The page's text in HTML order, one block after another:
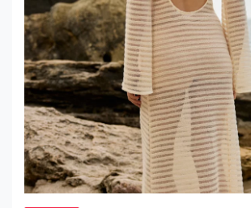
is-twitter/apply/ для вашего
наслаждаться качественным
время. Понимание ВЧ